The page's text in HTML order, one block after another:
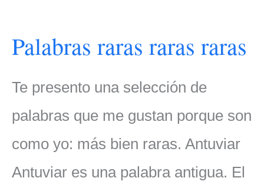
Palabras raras raras raras
Te presento una selección de
palabras que me gustan porque son
como yo: más bien raras. Antuviar
Antuviar es una palabra antigua. El